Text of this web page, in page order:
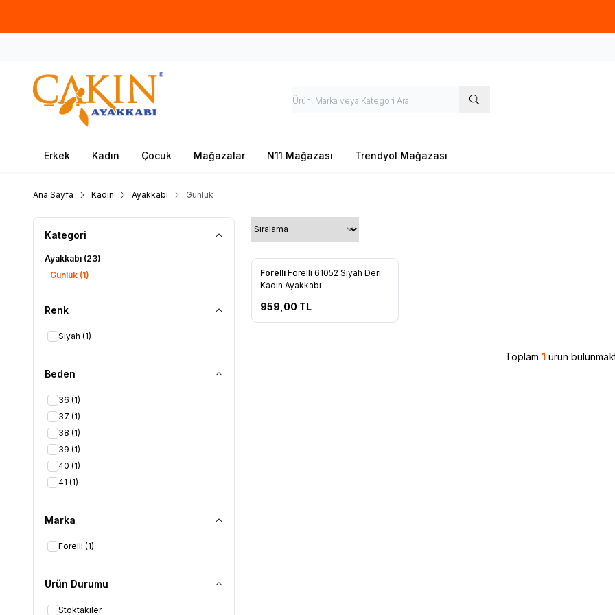
Erkek Kadın Çocuk Mağazalar N11 Mağazası Trendyol Mağazası
Ana Sayfa Kadın Ayakkabı Günlük
Kategori
Ayakkabı (23)
Günlük (1)
Renk
Siyah (1)
Beden
36 (1)
37 (1)
38 (1)
39 (1)
40 (1)
41 (1)
Marka
Forelli (1)
Ürün Durumu
Stoktakiler
Tükendi
Forelli Forelli 61052 Siyah Deri
Kadın Ayakkabı
959,00 TL
Toplam 1 ürün